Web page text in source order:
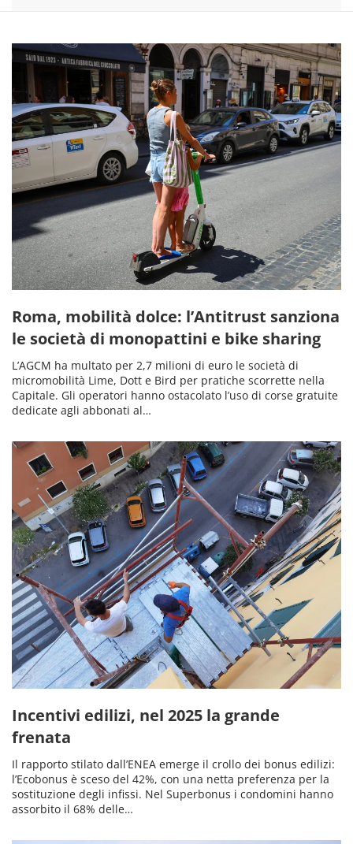
Roma, mobilità dolce: l’Antitrust sanziona
le società di monopattini e bike sharing
L’AGCM ha multato per 2,7 milioni di euro le società di
micromobilità Lime, Dott e Bird per pratiche scorrette nella
Capitale. Gli operatori hanno ostacolato l’uso di corse gratuite
dedicate agli abbonati al…
Incentivi edilizi, nel 2025 la grande
frenata
Il rapporto stilato dall’ENEA emerge il crollo dei bonus edilizi:
l’Ecobonus è sceso del 42%, con una netta preferenza per la
sostituzione degli infissi. Nel Superbonus i condomini hanno
assorbito il 68% delle…